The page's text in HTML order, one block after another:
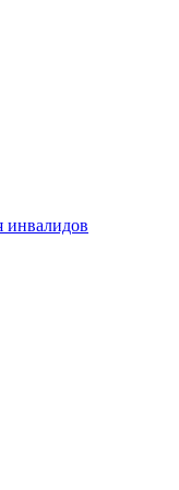
инвалидов